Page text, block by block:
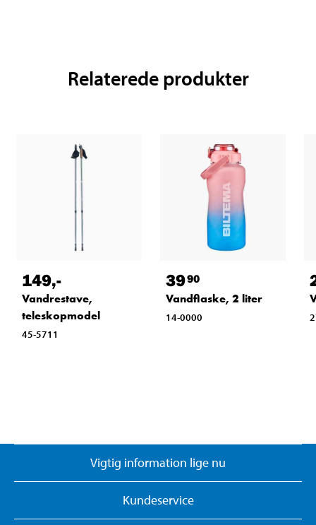
Relaterede produkter
149,-
Vandrestave,
teleskopmodel
45-5711
3990
Vandflaske, 2 liter
14-0000
Vigtig information lige nu
Kundeservice